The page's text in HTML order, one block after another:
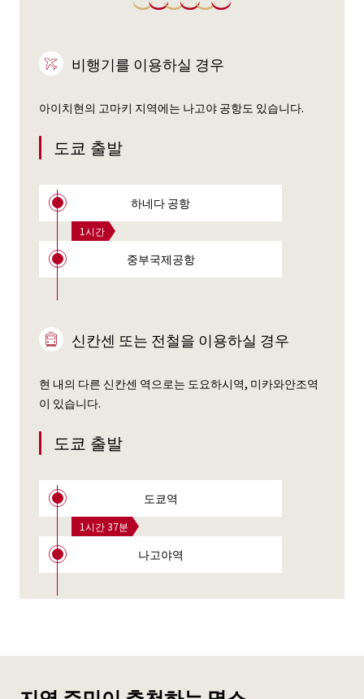
비행기를 이용하실 경우
아이치현의 고마키 지역에는 나고야 공항도 있습니다.
도쿄 출발
하네다 공항
1시간
중부국제공항
신칸센 또는 전철을 이용하실 경우
현 내의 다른 신칸센 역으로는 도요하시역, 미카와안조역
이 있습니다.
도쿄 출발
도쿄역
1시간 37분
나고야역